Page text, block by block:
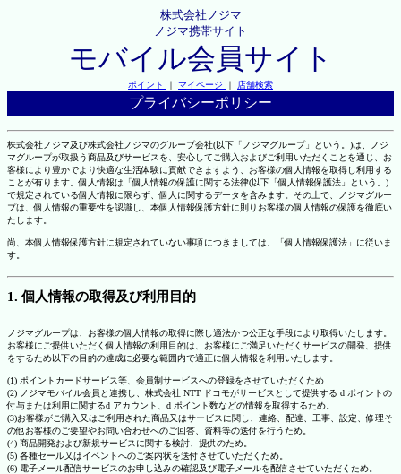
株式会社ノジマ
ノジマ携帯サイト
モバイル会員サイト
ポイント ｜ マイページ ｜ 店舗検索
プライバシーポリシー
株式会社ノジマ及び株式会社ノジマのグループ会社(以下「ノジマグループ」という。)は、ノジ
マグループが取扱う商品及びサービスを、安心してご購入およびご利用いただくことを通じ、お
客様により豊かでより快適な生活体験に貢献できますよう、お客様の個人情報を取得し利用する
ことが有ります。個人情報は「個人情報の保護に関する法律(以下「個人情報保護法」という。)
で規定されている個人情報に限らず、個人に関するデータを含みます。その上で、ノジマグルー
プは、個人情報の重要性を認識し、本個人情報保護方針に則りお客様の個人情報の保護を徹底い
たします。
尚、本個人情報保護方針に規定されていない事項につきましては、「個人情報保護法」に従いま
す。
1. 個人情報の取得及び利用目的
ノジマグループは、お客様の個人情報の取得に際し適法かつ公正な手段により取得いたします。
お客様にご提供いただく個人情報の利用目的は、お客様にご満足いただくサービスの開発、提供
をするため以下の目的の達成に必要な範囲内で適正に個人情報を利用いたします。
(1) ポイントカードサービス等、会員制サービスへの登録をさせていただくため
(2) ノジマモバイル会員と連携し、株式会社 NTT ドコモがサービスとして提供する d ポイントの
付与または利用に関するd アカウント、d ポイント数などの情報を取得するため。
(3)お客様がご購入又はご利用された商品又はサービスに関し、連絡、配達、工事、設定、修理そ
の他お客様のご要望やお問い合わせへのご回答、資料等の送付を行うため。
(4) 商品開発および新規サービスに関する検討、提供のため。
(5) 各種セール又はイベントへのご案内状を送付させていただくため。
(6) 電子メール配信サービスのお申し込みの確認及び電子メールを配信させていただくため。